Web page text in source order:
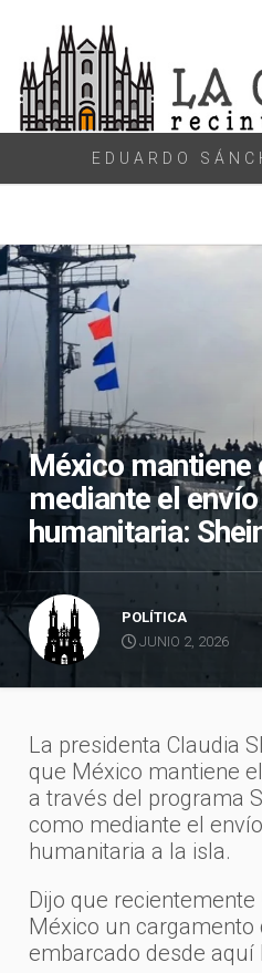
content
EDUARDO
México mantiene
mediante el
humanitaria:
POLÍTICA
JUNIO 2, 2026
La presidenta Claudia
que México mantiene
a través del programa
como mediante el
humanitaria a la isla.
Dijo que
México un
embarcado desde aquí